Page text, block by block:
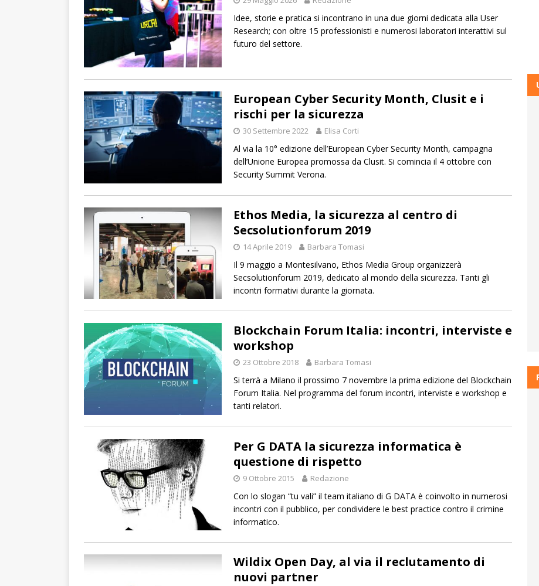
Idee, storie e pratica si incontrano in una due giorni dedicata alla User
Research; con oltre 15 professionisti e numerosi laboratori interattivi sul
futuro del settore.
European Cyber Security Month, Clusit e i
rischi per la sicurezza
30 Settembre 2022 Elisa Corti
Al via la 10° edizione dell’European Cyber Security Month, campagna
dell’Unione Europea promossa da Clusit. Si comincia il 4 ottobre con
Security Summit Verona.
Ethos Media, la sicurezza al centro di
Secsolutionforum 2019
14 Aprile 2019 Barbara Tomasi
Il 9 maggio a Montesilvano, Ethos Media Group organizzerà
Secsolutionforum 2019, dedicato al mondo della sicurezza. Tanti gli
incontri formativi durante la giornata.
Blockchain Forum Italia: incontri, interviste e
workshop
23 Ottobre 2018 Barbara Tomasi
Si terrà a Milano il prossimo 7 novembre la prima edizione del Blockchain
Forum Italia. Nel programma del forum incontri, interviste e workshop e
tanti relatori.
Per G DATA la sicurezza informatica è
questione di rispetto
9 Ottobre 2015 Redazione
Con lo slogan “tu vali” il team italiano di G DATA è coinvolto in numerosi
incontri con il pubblico, per condividere le best practice contro il crimine
informatico.
Wildix Open Day, al via il reclutamento di
nuovi partner